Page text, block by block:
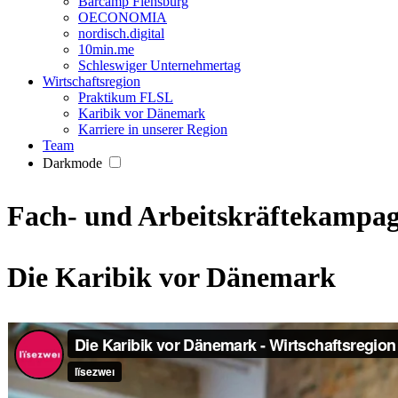
OECONOMIA
nordisch.digital
10min.me
Schleswiger Unternehmertag
Wirtschaftsregion
Praktikum FLSL
Karibik vor Dänemark
Karriere in unserer Region
Team
Darkmode
Fach- und
Die Karibik vor Dänemark